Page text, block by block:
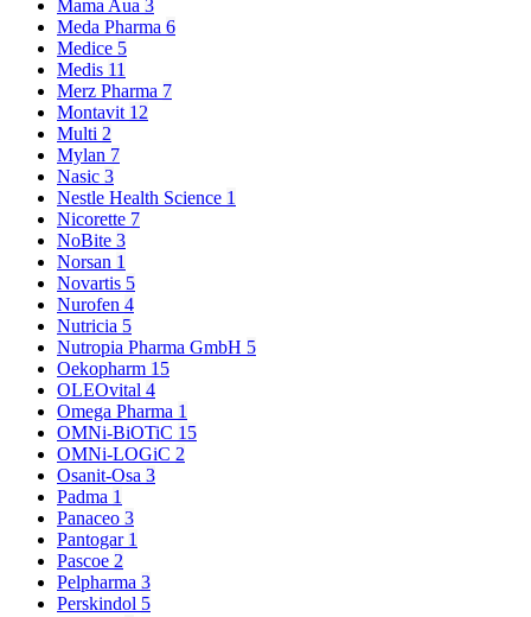
Mama Aua 3
Meda Pharma 6
Medice 5
Medis 11
Merz Pharma 7
Montavit 12
Multi 2
Mylan 7
Nasic 3
Nestle Health Science 1
Nicorette 7
NoBite 3
Norsan 1
Novartis 5
Nurofen 4
Nutricia 5
Nutropia Pharma GmbH 5
Oekopharm 15
OLEOvital 4
Omega Pharma 1
OMNi-BiOTiC 15
OMNi-LOGiC 2
Osanit-Osa 3
Padma 1
Panaceo 3
Pantogar 1
Pascoe 2
Pelpharma 3
Perskindol 5